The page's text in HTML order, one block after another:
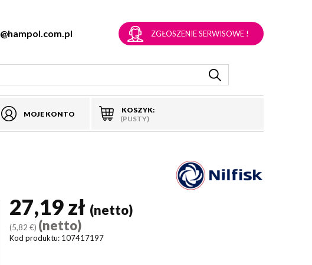
MOJE KONTO
KOSZYK:
(PUSTY)
@hampol.com.pl ZGŁOSZENIE SERWISOWE !
27,19 zł (netto)
(5,82 €) (netto)
Kod produktu: 107417197